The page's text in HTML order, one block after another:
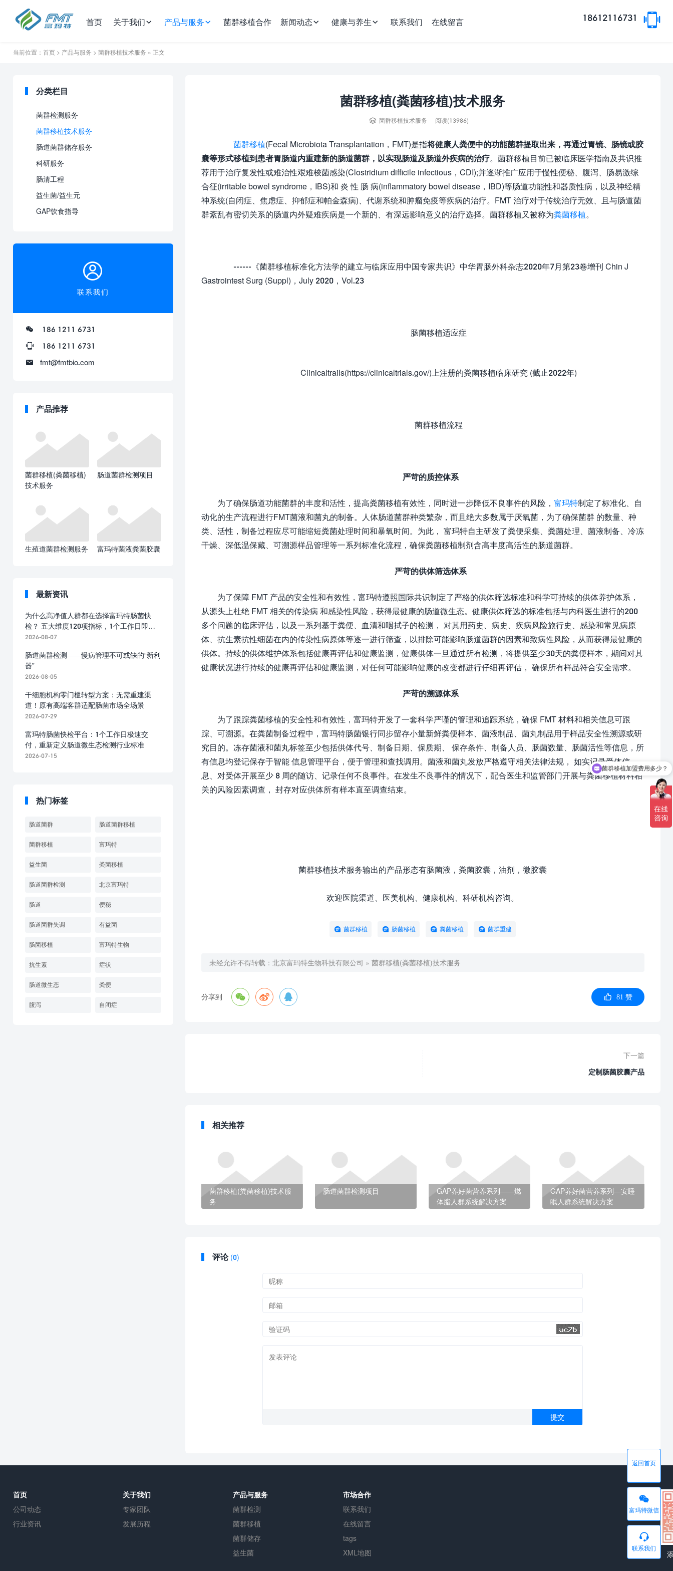
18612116731
首页 关于我们 产品与服务 菌群移植合作 新闻动态 健康与养生 联系我们 在线留言
当前位置： 首页> 产品与服务 > 菌群移植技术服务 » 正文
菌群移植(粪菌移植)技术服务
菌群移植技术服务 阅读(13986)
菌群移植(Fecal Microbiota Transplantation，FMT)是指将健康人粪便中的功能菌群提取出来，再通过胃镜、肠镜或胶
囊等形式移植到患者胃肠道内重建新的肠道菌群，以实现肠道及肠道外疾病的治疗。菌群移植目前已被临床医学指南及共识推
荐用于治疗复发性或难治性艰难梭菌感染(Clostridium difficile infectious，CDI);并逐渐推广应用于慢性便秘、腹泻、肠易激综
合征(irritable bowel syndrome，IBS)和 炎 性 肠 病(inflammatory bowel disease，IBD)等肠道功能性和器质性病，以及神经精
神系统(自闭症、焦虑症、抑郁症和帕金森病)、代谢系统和肿瘤免疫等疾病的治疗。FMT 治疗对于传统治疗无效、且与肠道菌
群紊乱有密切关系的肠道内外疑难疾病是一个新的、有深远影响意义的治疗选择。菌群移植又被称为粪菌移植。
------《菌群移植标准化方法学的建立与临床应用中国专家共识》中华胃肠外科杂志2020年7月第23卷增刊 Chin J
Gastrointest Surg (Suppl)，July 2020，Vol.23
肠菌移植适应症
Clinicaltrails(https://clinicaltrials.gov/)上注册的粪菌移植临床研究 (截止2022年)
菌群移植流程
严苛的质控体系
为了确保肠道功能菌群的丰度和活性，提高粪菌移植有效性，同时进一步降低不良事件的风险， 富玛特制定了标准化、自
动化的生产流程进行FMT菌液和菌丸的制备。人体肠道菌群种类繁杂，而且绝大多数属于厌氧菌，为了确保菌群 的数量、种
类、活性，制备过程应尽可能缩短粪菌处理时间和暴氧时间。为此， 富玛特自主研发了粪便采集、粪菌处理、菌液制备、冷冻
干燥、深低温保藏、可溯源样品管理等一系列标准化流程，确保粪菌移植制剂含高丰度高活性的肠道菌群。
严苛的供体筛选体系
为了保障 FMT 产品的安全性和有效性，富玛特遵照国际共识制定了严格的供体筛选标准和科学可持续的供体养护体系，
从源头上杜绝 FMT 相关的传染病 和感染性风险，获得最健康的肠道微生态。健康供体筛选的标准包括与内科医生进行的200
多个问题的临床评估，以及一系列基于粪便、血清和咽拭子的检测， 对其用药史、病史、疾病风险旅行史、感染和常见病原
体、抗生素抗性细菌在内的传染性病原体等逐一进行筛查，以排除可能影响肠道菌群的因素和致病性风险，从而获得最健康的
供体。持续的供体维护体系包括健康再评估和健康监测，健康供体一旦通过所有检测，将提供至少30天的粪便样本，期间对其
健康状况进行持续的健康再评估和健康监测，对任何可能影响健康的改变都进行仔细再评估， 确保所有样品符合安全需求。
严苛的溯源体系
为了跟踪粪菌移植的安全性和有效性，富玛特开发了一套科学严谨的管理和追踪系统，确保 FMT 材料和相关信息可跟
踪、可溯源。在粪菌制备过程中，富玛特肠菌银行同步留存小量新鲜粪便样本、菌液制品、菌丸制品用于样品安全性溯源或研
究目的。冻存菌液和菌丸标签至少包括供体代号、制备日期、保质期、 保存条件、制备人员、肠菌数量、肠菌活性等信息，所
有信息均登记保存于智能 信息管理平台，便于管理和查找调用。菌液和菌丸发放严格遵守相关法律法规， 如实记录受体信
息、对受体开展至少 8 周的随访、记录任何不良事件。在发生不良事件的情况下，配合医生和监管部门开展与粪菌移植材料相
关的风险因素调查， 封存对应供体所有样本直至调查结束。
菌群移植技术服务输出的产品形态有肠菌液，粪菌胶囊，油剂，微胶囊
欢迎医院渠道、医美机构、健康机构、科研机构咨询。
菌群移植 肠菌移植 粪菌移植 菌群重建
未经允许不得转载： 北京富玛特生物科技有限公司 » 菌群移植(粪菌移植)技术服务
分享到 81 赞
下一篇
定制肠菌胶囊产品
相关推荐
菌群移植(粪菌移植)技术服
务
肠道菌群检测项目
GAP养好菌营养系列——燃
体脂人群系统解决方案
GAP养好菌营养系列—安睡
眠人群系统解决方案
评论 (0)
分类栏目
菌群检测服务
菌群移植技术服务
肠道菌群储存服务
科研服务
肠清工程
益生菌/益生元
GAP饮食指导
联系我们
186 1211 6731
186 1211 6731
fmt@fmtbio.com
产品推荐
菌群移植(粪菌移植)
技术服务
肠道菌群检测项目
生殖道菌群检测服务 富玛特菌液粪菌胶囊
最新资讯
为什么高净值人群都在选择富玛特肠菌快
检？ 五大维度120项指标，1个工作日即可
出报告
2026-08-07
肠道菌群检测——慢病管理不可或缺的“新利
器”
2026-08-05
干细胞机构零门槛转型方案：无需重建渠
道！原有高端客群适配肠菌市场全场景
2026-07-29
富玛特肠菌快检平台：1个工作日极速交
付，重新定义肠道微生态检测行业标准
2026-07-15
热门标签
肠道菌群 肠道菌群移植
菌群移植 富玛特
益生菌 粪菌移植
肠道菌群检测 北京富玛特
肠道 便秘
肠道菌群失调 有益菌
肠菌移植 富玛特生物
抗生素 症状
肠道微生态 粪便
腹泻 自闭症
返回首页
富玛特微信
联系我们
首页
公司动态
行业资讯
关于我们
专家团队
发展历程
产品与服务
菌群检测
菌群移植
菌群储存
益生菌
市场合作
联系我们
在线留言
tags
XML地图
菌群移植加盟费用多少？